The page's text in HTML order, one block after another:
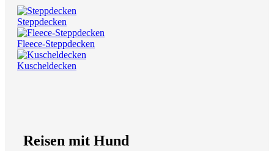
Steppdecken
Fleece-Steppdecken
Kuscheldecken
Reisen mit Hund